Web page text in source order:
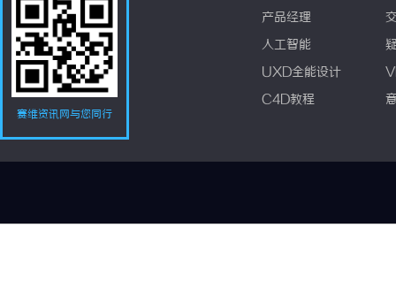
赛维资讯网与您同行
产品经理
人工智能
UXD全能设计
C4D教程